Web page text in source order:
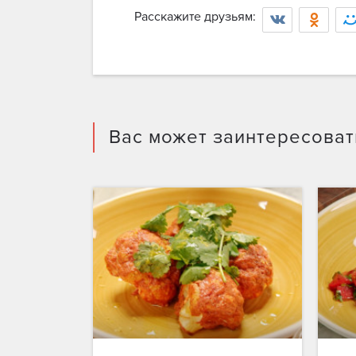
Расскажите друзьям:
Вас может